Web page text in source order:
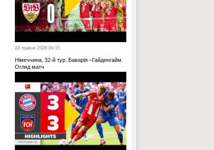
24 травня 2026 09:15
Німеччина, 32-й тур. Баварія –Гайденгайм.
Огляд матч